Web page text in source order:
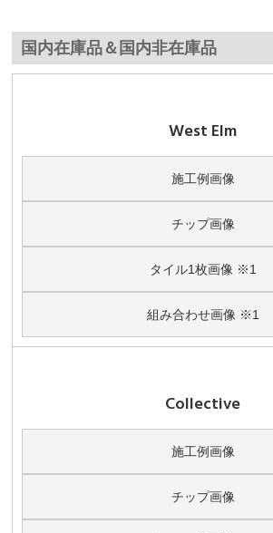
国内在庫品＆国内非在庫品
West Elm
施工例画像
チップ画像
タイル1枚画像 ※1
組み合わせ画像 ※1
Collective
施工例画像
チップ画像